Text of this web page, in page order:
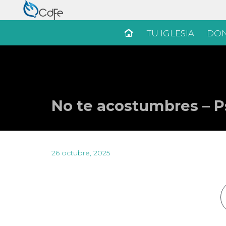
TU IGLESIA
No te acostumbres –
26 octubre, 2025